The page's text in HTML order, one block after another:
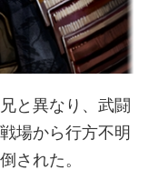
と異なり、武闘
場から行方不明
された。